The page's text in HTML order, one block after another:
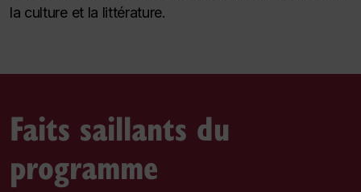
la culture et la littérature.
Faits saillants du
programme